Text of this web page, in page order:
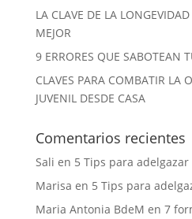
LA CLAVE DE LA
MEJOR
9 ERRORES QUE SABOTEAN
CLAVES PARA COMBATIR LA
JUVENIL DESDE CASA
Comentarios recientes
Sali en 5 Tips para
Marisa en 5 Tips para
Maria Antonia BdeM en 7